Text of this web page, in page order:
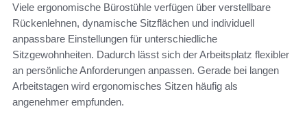
Viele ergonomische Bürostühle verfügen über verstellbare
Rückenlehnen, dynamische Sitzflächen und individuell
anpassbare Einstellungen für unterschiedliche
Sitzgewohnheiten. Dadurch lässt sich der Arbeitsplatz flexibler
an persönliche Anforderungen anpassen. Gerade bei langen
Arbeitstagen wird ergonomisches Sitzen häufig als
angenehmer empfunden.